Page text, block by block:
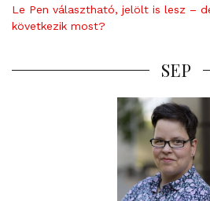
Le Pen választható, jelölt is lesz –
következik most?
SEP